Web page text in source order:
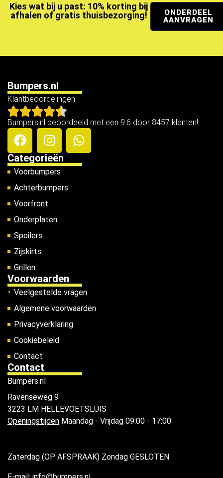
Kies wat bij u past: 10% korting bij
afhalen of gratis thuisbezorging!
ONDERDEEL
AANVRAGEN
Bumpers.nl
Klantbeoordelingen
Bumpers.nl beoordeeld met een 9.6 door 8457 klanten!
Categorieën
Voorbumpers
Achterbumpers
Voorfront
Onderplaten
Spoilers
Zijskirts
Grillen
Voorwaarden
Veelgestelde vragen
Algemene voorwaarden
Privacyverklaring
Cookiebeleid
Contact
Contact
Bumpers.nl
Ravenseweg 9
3223 LM HELLEVOETSLUIS
Openingstijden Maandag - Vrijdag 09:00 - 17:00
Zaterdag (OP AFSPRAAK) Zondag GESLOTEN